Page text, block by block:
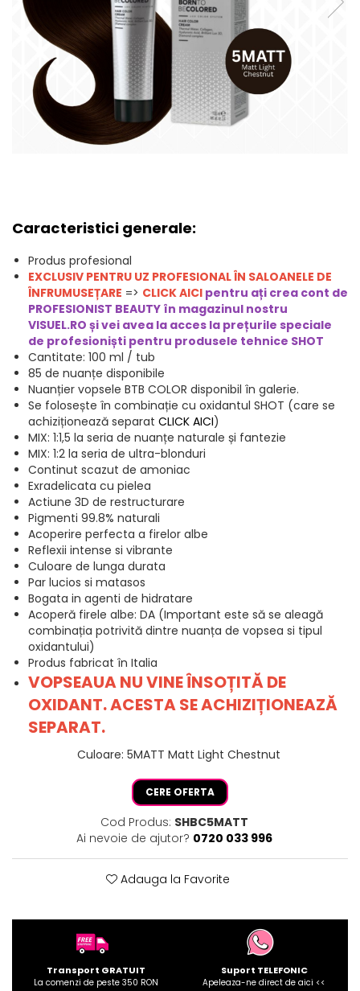
Caracteristici generale:
Produs profesional
EXCLUSIV PENTRU UZ PROFESIONAL ÎN SALOANELE DE
ÎNFRUMUSEȚARE => CLICK AICI pentru ați crea cont de
PROFESIONIST BEAUTY în magazinul nostru
VISUEL.RO și vei avea la acces la prețurile speciale
de profesioniști pentru produsele tehnice SHOT
Cantitate: 100 ml / tub
85 de nuanțe disponibile
Nuanțier vopsele BTB COLOR disponibil în galerie.
Se folosește în combinație cu oxidantul SHOT (care se
achiziționează separat CLICK AICI)
MIX: 1:1,5 la seria de nuanțe naturale și fantezie
MIX: 1:2 la seria de ultra-blonduri
Continut scazut de amoniac
Exradelicata cu pielea
Actiune 3D de restructurare
Pigmenti 99.8% naturali
Acoperire perfecta a firelor albe
Reflexii intense si vibrante
Culoare de lunga durata
Par lucios si matasos
Bogata in agenti de hidratare
Acoperă firele albe: DA (Important este să se aleagă
combinația potrivită dintre nuanța de vopsea si tipul
oxidantului)
Produs fabricat în Italia
VOPSEAUA NU VINE ÎNSOȚITĂ DE
OXIDANT. ACESTA SE ACHIZIȚIONEAZĂ
SEPARAT.
Culoare: 5MATT Matt Light Chestnut
CERE OFERTA
Cod Produs: SHBC5MATT
Ai nevoie de ajutor? 0720 033 996
Adauga la Favorite
Transport GRATUIT
La comenzi de peste 350 RON
Suport TELEFONIC
Apeleaza-ne direct de aici <<